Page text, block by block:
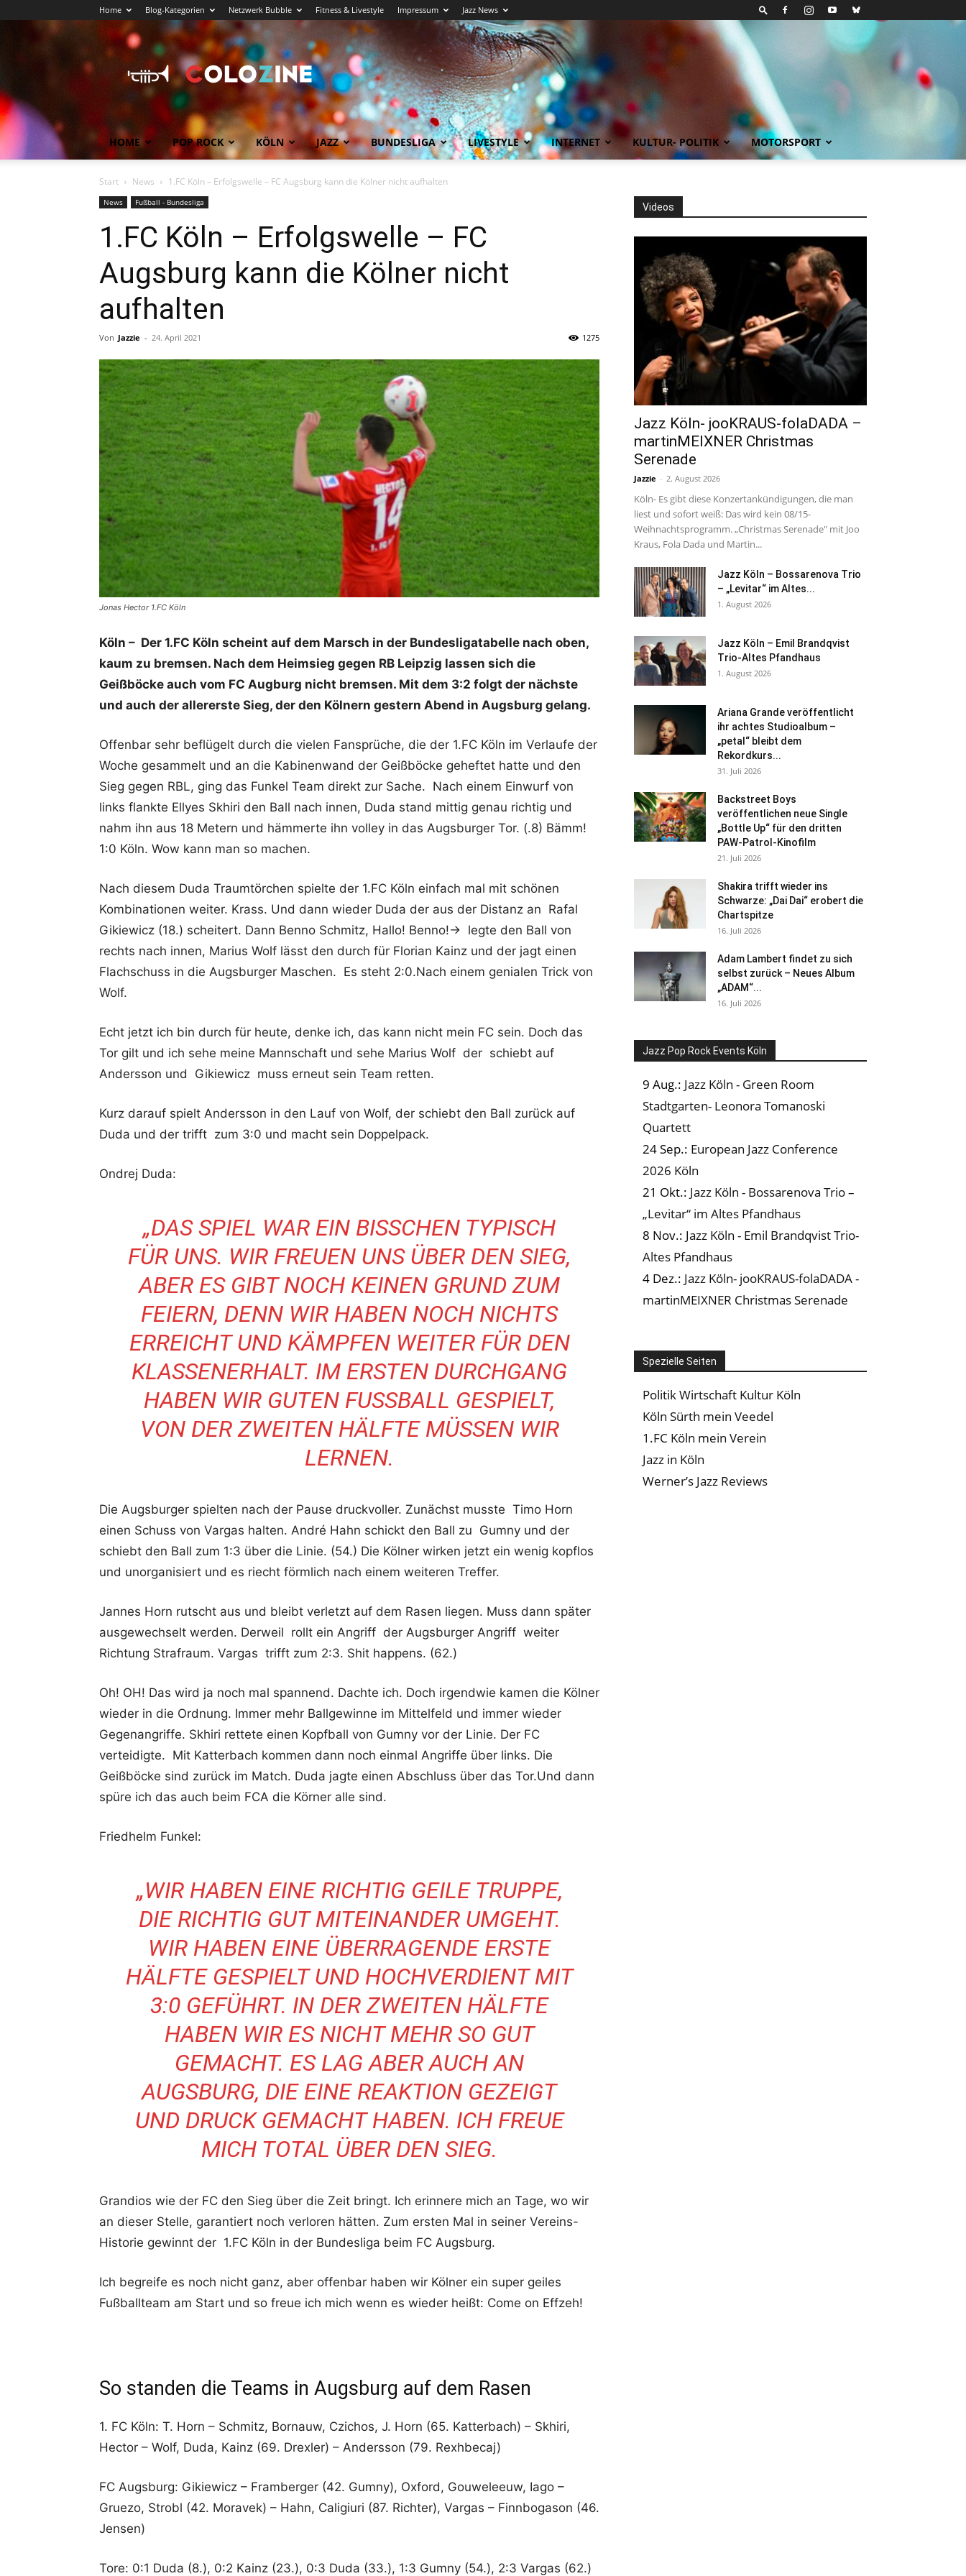
Home Blog-Kategorien Netzwerk Bubble Fitness & Livestyle Impressum Jazz News
Köln
News
COLOZINE
Magazin
HOME POP ROCK KÖLN JAZZ BUNDESLIGA LIVESTYLE INTERNET KULTUR- POLITIK MOTORSPORT
Start News 1.FC Köln – Erfolgswelle – FC Augsburg kann die Kölner nicht aufhalten
News Fußball - Bundesliga
1.FC Köln – Erfolgswelle – FC
Augsburg kann die Kölner nicht
aufhalten
Von Jazzie - 24. April 2021 1275
Jonas Hector 1.FC Köln
Köln – Der 1.FC Köln scheint auf dem Marsch in der Bundesligatabelle nach oben,
kaum zu bremsen. Nach dem Heimsieg gegen RB Leipzig lassen sich die
Geißböcke auch vom FC Augburg nicht bremsen. Mit dem 3:2 folgt der nächste
und auch der allererste Sieg, der den Kölnern gestern Abend in Augsburg gelang.
Offenbar sehr beflügelt durch die vielen Fansprüche, die der 1.FC Köln im Verlaufe der
Woche gesammelt und an die Kabinenwand der Geißböcke geheftet hatte und den
Sieg gegen RBL, ging das Funkel Team direkt zur Sache. Nach einem Einwurf von
links flankte Ellyes Skhiri den Ball nach innen, Duda stand mittig genau richtig und
nahm ihn aus 18 Metern und hämmerte ihn volley in das Augsburger Tor. (.8) Bämm!
1:0 Köln. Wow kann man so machen.
Nach diesem Duda Traumtörchen spielte der 1.FC Köln einfach mal mit schönen
Kombinationen weiter. Krass. Und dann wieder Duda der aus der Distanz an Rafal
Gikiewicz (18.) scheitert. Dann Benno Schmitz, Hallo! Benno!-> legte den Ball von
rechts nach innen, Marius Wolf lässt den durch für Florian Kainz und der jagt einen
Flachschuss in die Augsburger Maschen. Es steht 2:0.Nach einem genialen Trick von
Wolf.
Echt jetzt ich bin durch für heute, denke ich, das kann nicht mein FC sein. Doch das
Tor gilt und ich sehe meine Mannschaft und sehe Marius Wolf der schiebt auf
Andersson und Gikiewicz muss erneut sein Team retten.
Kurz darauf spielt Andersson in den Lauf von Wolf, der schiebt den Ball zurück auf
Duda und der trifft zum 3:0 und macht sein Doppelpack.
Ondrej Duda:
„DAS SPIEL WAR EIN BISSCHEN TYPISCH
FÜR UNS. WIR FREUEN UNS ÜBER DEN SIEG,
ABER ES GIBT NOCH KEINEN GRUND ZUM
FEIERN, DENN WIR HABEN NOCH NICHTS
ERREICHT UND KÄMPFEN WEITER FÜR DEN
KLASSENERHALT. IM ERSTEN DURCHGANG
HABEN WIR GUTEN FUSSBALL GESPIELT, V
ON DER ZWEITEN HÄLFTE MÜSSEN WIR L
ERNEN.
Die Augsburger spielten nach der Pause druckvoller. Zunächst musste Timo Horn
einen Schuss von Vargas halten. André Hahn schickt den Ball zu Gumny und der
schiebt den Ball zum 1:3 über die Linie. (54.) Die Kölner wirken jetzt ein wenig kopflos
und unorganisiert und es riecht förmlich nach einem weiteren Treffer.
Jannes Horn rutscht aus und bleibt verletzt auf dem Rasen liegen. Muss dann später
ausgewechselt werden. Derweil rollt ein Angriff der Augsburger Angriff weiter
Richtung Strafraum. Vargas trifft zum 2:3. Shit happens. (62.)
Oh! OH! Das wird ja noch mal spannend. Dachte ich. Doch irgendwie kamen die Kölner
wieder in die Ordnung. Immer mehr Ballgewinne im Mittelfeld und immer wieder
Gegenangriffe. Skhiri rettete einen Kopfball von Gumny vor der Linie. Der FC
verteidigte. Mit Katterbach kommen dann noch einmal Angriffe über links. Die
Geißböcke sind zurück im Match. Duda jagte einen Abschluss über das Tor.Und dann
spüre ich das auch beim FCA die Körner alle sind.
Friedhelm Funkel:
„WIR HABEN EINE RICHTIG GEILE TRUPPE,
DIE RICHTIG GUT MITEINANDER UMGEHT.
WIR HABEN EINE ÜBERRAGENDE ERSTE
HÄLFTE GESPIELT UND HOCHVERDIENT MIT
3:0 GEFÜHRT. IN DER ZWEITEN HÄLFTE
HABEN WIR ES NICHT MEHR SO GUT
GEMACHT. ES LAG ABER AUCH AN
AUGSBURG, DIE EINE REAKTION GEZEIGT
UND DRUCK GEMACHT HABEN. ICH FREUE
MICH TOTAL ÜBER DEN SIEG.
Grandios wie der FC den Sieg über die Zeit bringt. Ich erinnere mich an Tage, wo wir
an dieser Stelle, garantiert noch verloren hätten. Zum ersten Mal in seiner Vereins-
Historie gewinnt der 1.FC Köln in der Bundesliga beim FC Augsburg.
Ich begreife es noch nicht ganz, aber offenbar haben wir Kölner ein super geiles
Fußballteam am Start und so freue ich mich wenn es wieder heißt: Come on Effzeh!
So standen die Teams in Augsburg auf dem Rasen
1. FC Köln: T. Horn – Schmitz, Bornauw, Czichos, J. Horn (65. Katterbach) – Skhiri,
Hector – Wolf, Duda, Kainz (69. Drexler) – Andersson (79. Rexhbecaj)
FC Augsburg: Gikiewicz – Framberger (42. Gumny), Oxford, Gouweleeuw, Iago –
Gruezo, Strobl (42. Moravek) – Hahn, Caligiuri (87. Richter), Vargas – Finnbogason (46.
Jensen)
Tore: 0:1 Duda (8.), 0:2 Kainz (23.), 0:3 Duda (33.), 1:3 Gumny (54.), 2:3 Vargas (62.)
Videos
Jazz Köln- jooKRAUS-folaDADA –
martinMEIXNER Christmas
Serenade
Jazzie - 2. August 2026
Köln- Es gibt diese Konzertankündigungen, die man
liest und sofort weiß: Das wird kein 08/15-
Weihnachtsprogramm. „Christmas Serenade" mit Joo
Kraus, Fola Dada und Martin...
Jazz Köln – Bossarenova Trio
– „Levitar“ im Altes...
1. August 2026
Jazz Köln – Emil Brandqvist
Trio-Altes Pfandhaus
1. August 2026
Ariana Grande veröffentlicht
ihr achtes Studioalbum –
„petal“ bleibt dem
Rekordkurs...
31. Juli 2026
Backstreet Boys
veröffentlichen neue Single
„Bottle Up“ für den dritten
PAW-Patrol-Kinofilm
21. Juli 2026
Shakira trifft wieder ins
Schwarze: „Dai Dai“ erobert die
Chartspitze
16. Juli 2026
Adam Lambert findet zu sich
selbst zurück – Neues Album
„ADAM“...
16. Juli 2026
Jazz Pop Rock Events Köln
9 Aug.: Jazz Köln - Green Room
Stadtgarten- Leonora Tomanoski
Quartett
24 Sep.: European Jazz Conference
2026 Köln
21 Okt.: Jazz Köln - Bossarenova Trio –
„Levitar“ im Altes Pfandhaus
8 Nov.: Jazz Köln - Emil Brandqvist Trio-
Altes Pfandhaus
4 Dez.: Jazz Köln- jooKRAUS-folaDADA -
martinMEIXNER Christmas Serenade
Spezielle Seiten
Politik Wirtschaft Kultur Köln
Köln Sürth mein Veedel
1.FC Köln mein Verein
Jazz in Köln
Werner’s Jazz Reviews